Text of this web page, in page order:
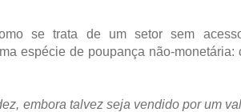
se trata de um setor sem
espécie de poupança não-monetária:
embora talvez seja vendido por um